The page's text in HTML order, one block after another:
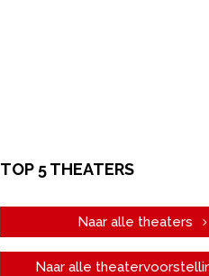
TOP 5 THEATERS
Naar alle theaters
Naar alle